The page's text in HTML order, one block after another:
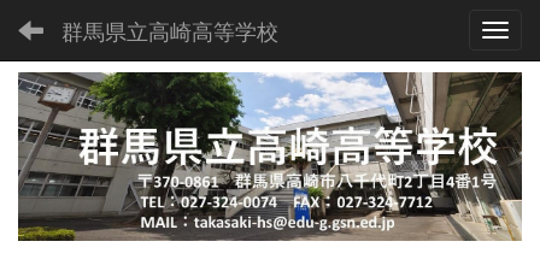
群馬県立高崎高等学校